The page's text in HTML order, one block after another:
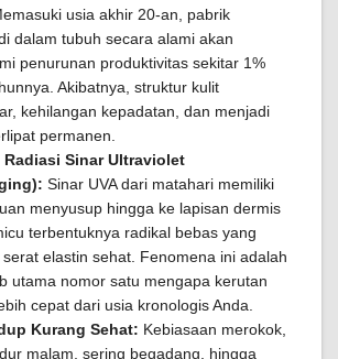
usia akhir 20-an, pabrik
dalam tubuh secara alami akan
penurunan produktivitas sekitar 1%
Akibatnya, struktur kulit
kehilangan kepadatan, dan menjadi
permanen.
Radiasi Sinar Ultraviolet
Sinar UVA dari matahari memiliki
menyusup hingga ke lapisan dermis
terbentuknya radikal bebas yang
elastin sehat. Fenomena ini adalah
utama nomor satu mengapa kerutan
cepat dari usia kronologis Anda.
Kurang Sehat: Kebiasaan merokok,
malam, sering begadang, hingga